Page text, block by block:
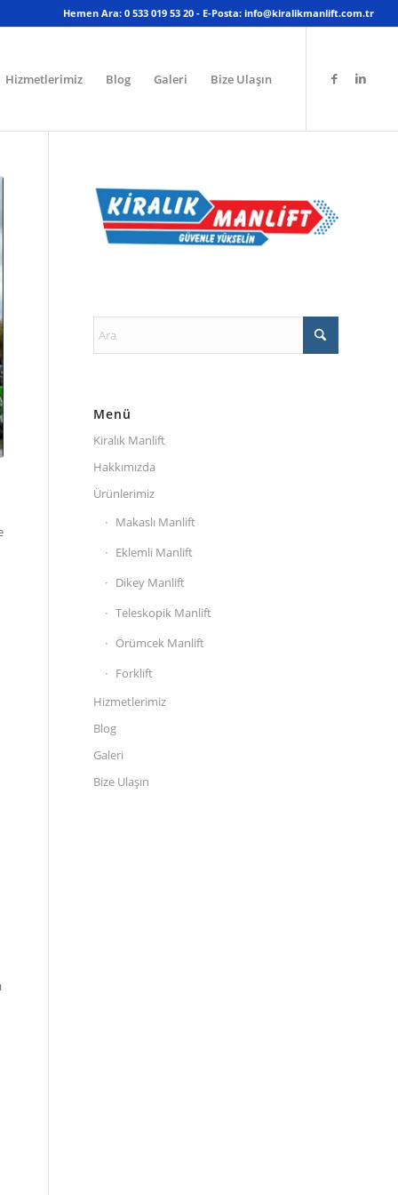
Hemen Ara: 0 533 019 53 20 - E-Posta: info@kiralikmanlift.com.tr
Hizmetlerimiz Blog Galeri Bize Ulaşın
Menü
Kiralık Manlift
Hakkımızda
Ürünlerimiz
Makaslı Manlift
Eklemli Manlift
Dikey Manlift
Teleskopik Manlift
Örümcek Manlift
Forklift
Hizmetlerimiz
Blog
Galeri
Bize Ulaşın